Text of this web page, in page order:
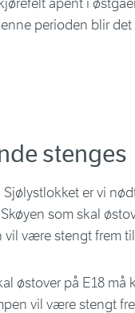
stenges
er vi
som skal
være stengt frem